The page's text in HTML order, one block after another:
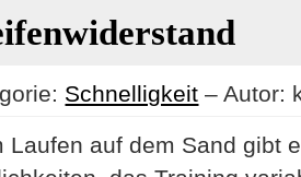
Schnelligkeit – Autor:
Laufen auf dem Sand gibt